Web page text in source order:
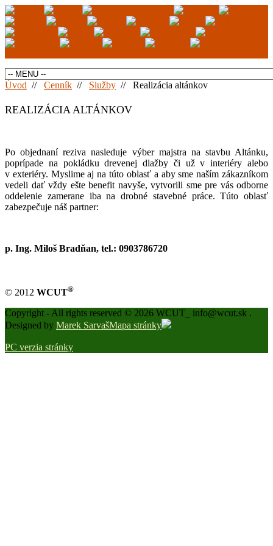
Úvod // Cenník // Služby // Realizácia altánkov
REALIZÁCIA ALTÁNKOV
Po objednaní reziva nasleduje výber majstra na stavbu Altánku,
poprípade na pokládku drevenej dlažby či už v interiéry alebo
v exteriéry. Myslime aj na túto oblasť a aby sme naším zákazníkom
vedeli dať vždy ešte benefit navyše, vytvorili sme pre vás odborne
oddelenie zamerane iba na drobné stavebné práce. Túto oblasť
zabezpečuje náš partner:
p. Ing. Miloš Bradňan, tel.: 0903786720
© 2012 WCUT®
Copyright - All rights reserved © 2026 WCUT_ info@wcut.sk .
Designed by Marek SarvašMapa stránky
PC verzia stránky